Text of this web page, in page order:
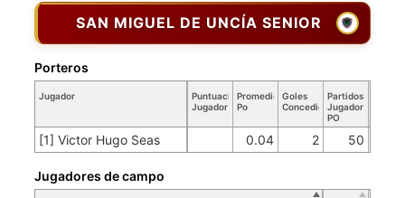
SAN MIGUEL DE UNCÍA SENIOR
Jugador
Puntuación
Jugador
Promedio
Po
Goles
Concedidos
Partidos
Jugador
PO
[1] Victor Hugo Seas 0.04 2 50
Porteros
Jugadores de campo